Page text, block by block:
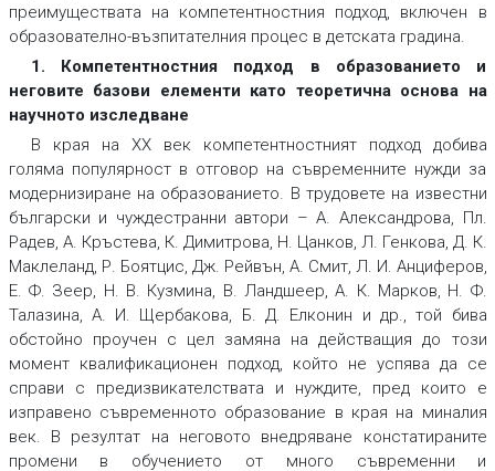
преимуществата на компетентностния подход, включен в
образователно-възпитателния процес в детската градина.
1. Компетентностния подход в образованието и
неговите базови елементи като теоретична основа на
научното изследване
В края на ХХ век компетентностният подход добива
голяма популярност в отговор на съвременните нужди за
модернизиране на образованието. В трудовете на известни
български и чуждестранни автори – А. Александрова, Пл.
Радев, А. Кръстева, К. Димитрова, Н. Цанков, Л. Генкова, Д. К.
Маклеланд, Р. Боятцис, Дж. Рейвън, А. Смит, Л. И. Анциферов,
Е. Ф. Зеер, Н. В. Кузмина, В. Ландшеер, А. К. Марков, Н. Ф.
Талазина, А. И. Щербакова, Б. Д. Елконин и др., той бива
обстойно проучен с цел замяна на действащия до този
момент квалификационен подход, който не успява да се
справи с предизвикателствата и нуждите, пред които е
изправено съвременното образование в края на миналия
век. В резултат на неговото внедряване констатираните
промени в обучението от много съвременни и